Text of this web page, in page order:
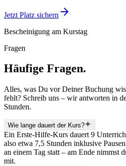
Jetzt Platz sichern
Bescheinigung am Kurstag
Fragen
Häufige Fragen.
Alles, was Du vor Deiner Buchung
fehlt? Schreib uns – wir antworten in
Stunden.
Wie lange dauert der Kurs?
Ein Erste-Hilfe-Kurs dauert 9
also etwa 7,5 Stunden inklusive
an einem Tag statt – am Ende nimmst
mit.